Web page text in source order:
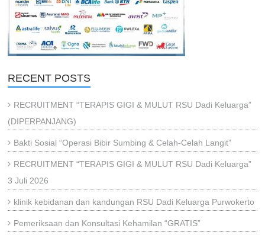
RECENT POSTS
RECRUITMENT “TERAPIS GIGI & MULUT RSU Dadi Keluarga”
(DIPERPANJANG)
Bakti Sosial “Operasi Bibir Sumbing & Celah-Celah Langit”
RECRUITMENT “TERAPIS GIGI & MULUT RSU Dadi Keluarga”
3 Juli 2026
klinik kebidanan dan kandungan RSU Dadi Keluarga Purwokerto
Pemeriksaan dan Konsultasi Kehamilan “GRATIS”